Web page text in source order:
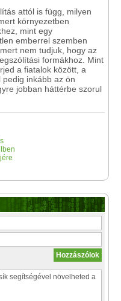
attól is függ, milyen
környezetben
mint egy
emberrel szemben
nem tudjuk, hogy az
formákhoz. Mint
a fiatalok között, a
inkább az ön
jobban háttérbe szorul